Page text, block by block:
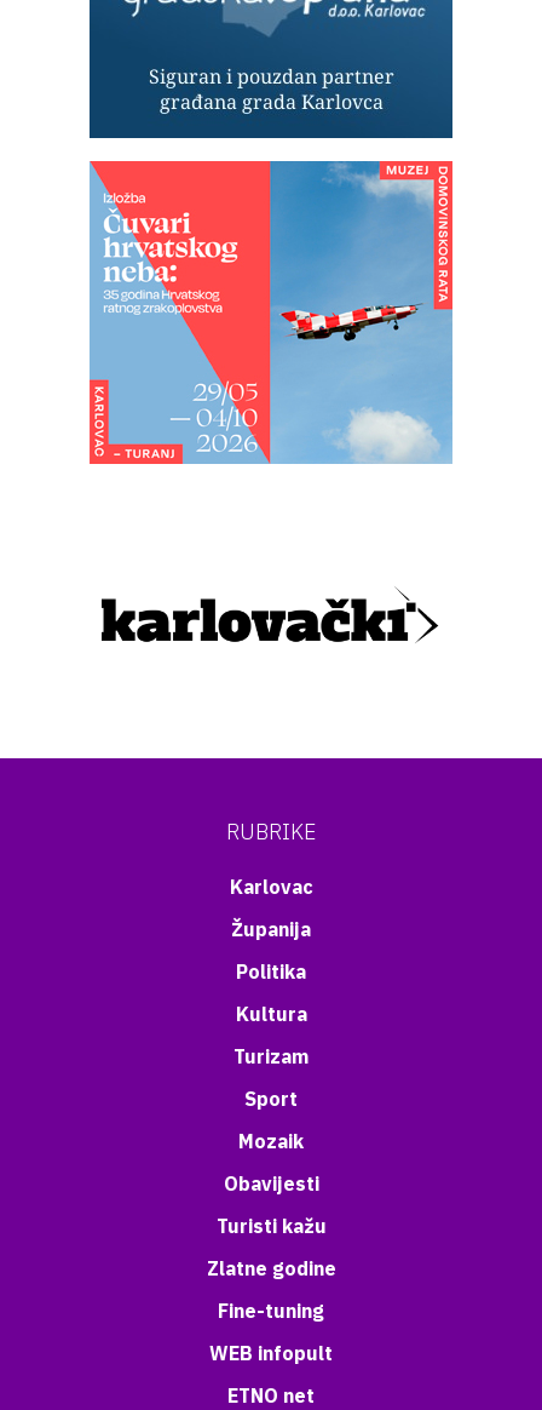
RUBRIKE
Karlovac
Županija
Politika
Kultura
Turizam
Sport
Mozaik
Obavijesti
Turisti kažu
Zlatne godine
Fine-tuning
WEB infopult
ETNO net